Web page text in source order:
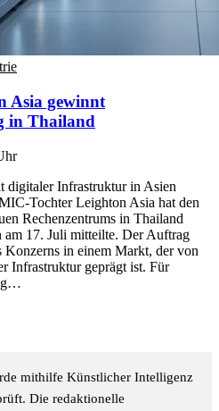
Asia gewinnt
in Thailand
digitaler Infrastruktur in Asien
Tochter Leighton Asia hat den
Rechenzentrums in Thailand
am 17. Juli mitteilte. Der Auftrag
Konzerns in einem Markt, der von
Infrastruktur geprägt ist. Für
mithilfe Künstlicher Intelligenz
Die redaktionelle